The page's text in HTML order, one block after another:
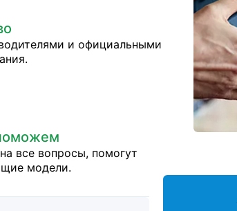
и официальными
все вопросы, помогут
модели.